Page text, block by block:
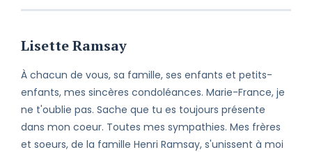
Lisette Ramsay
À chacun de vous, sa famille, ses enfants et petits-
enfants, mes sincères condoléances. Marie-France, je
ne t'oublie pas. Sache que tu es toujours présente
dans mon coeur. Toutes mes sympathies. Mes frères
et soeurs, de la famille Henri Ramsay, s'unissent à moi